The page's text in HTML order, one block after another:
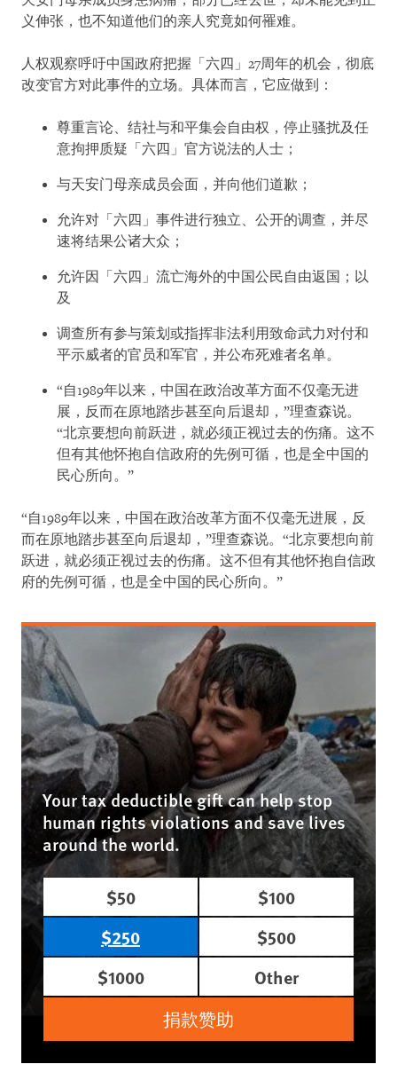
义伸张，也不知道他们的亲人究竟如何罹难。
人权观察呼吁中国政府把握「六四」27周年的机会，彻底
改变官方对此事件的立场。具体而言，它应做到：
尊重言论、结社与和平集会自由权，停止骚扰及任
意拘押质疑「六四」官方说法的人士；
与天安门母亲成员会面，并向他们道歉；
允许对「六四」事件进行独立、公开的调查，并尽
速将结果公诸大众；
允许因「六四」流亡海外的中国公民自由返国；以
及
调查所有参与策划或指挥非法利用致命武力对付和
平示威者的官员和军官，并公布死难者名单。
“自1989年以来，中国在政治改革方面不仅毫无进
展，反而在原地踏步甚至向后退却，”理查森说。
“北京要想向前跃进，就必须正视过去的伤痛。这不
但有其他怀抱自信政府的先例可循，也是全中国的
民心所向。”
“自1989年以来，中国在政治改革方面不仅毫无进展，反
而在原地踏步甚至向后退却，”理查森说。“北京要想向前
跃进，就必须正视过去的伤痛。这不但有其他怀抱自信政
府的先例可循，也是全中国的民心所向。”
Your tax deductible gift can help stop
human rights violations and save lives
around the world.
$50
$100
$250
$500
$1000
Other
捐款赞助